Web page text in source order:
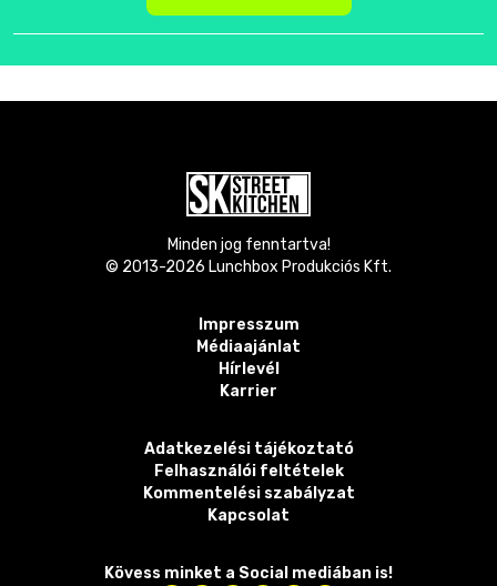
Minden jog fenntartva!
© 2013-2026 Lunchbox Produkciós Kft.
Impresszum
Médiaajánlat
Hírlevél
Karrier
Adatkezelési tájékoztató
Felhasználói feltételek
Kommentelési szabályzat
Kapcsolat
Kövess minket a Social mediában is!